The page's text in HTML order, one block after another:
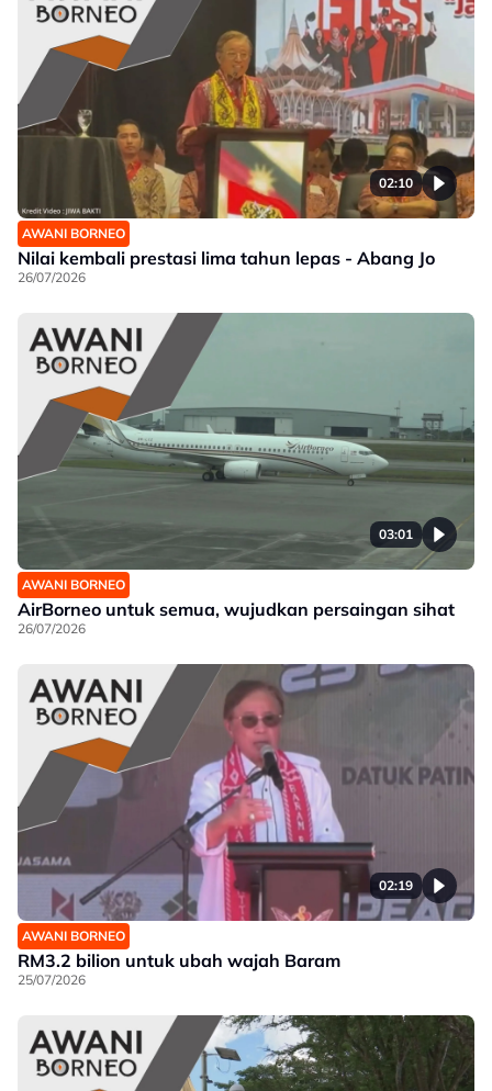
02:10
AWANI BORNEO
Nilai kembali prestasi lima tahun lepas - Abang Jo
26/07/2026
03:01
AWANI BORNEO
AirBorneo untuk semua, wujudkan persaingan sihat
26/07/2026
02:19
AWANI BORNEO
RM3.2 bilion untuk ubah wajah Baram
25/07/2026